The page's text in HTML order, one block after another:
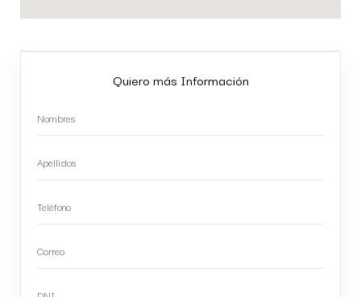
Quiero más Información